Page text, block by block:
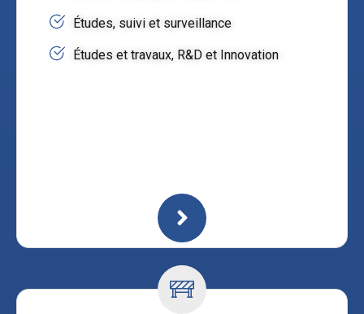
Études, suivi et surveillance
Études et travaux, R&D et Innovation